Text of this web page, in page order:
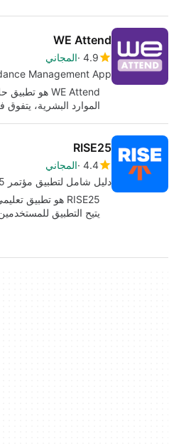
WE Attend
4.9 المجاني
Management App
الموارد البشرية،
RISE25
4.4 المجاني
دليل شامل لتطبيق مؤتمر RISE25
يتيح التطبيق